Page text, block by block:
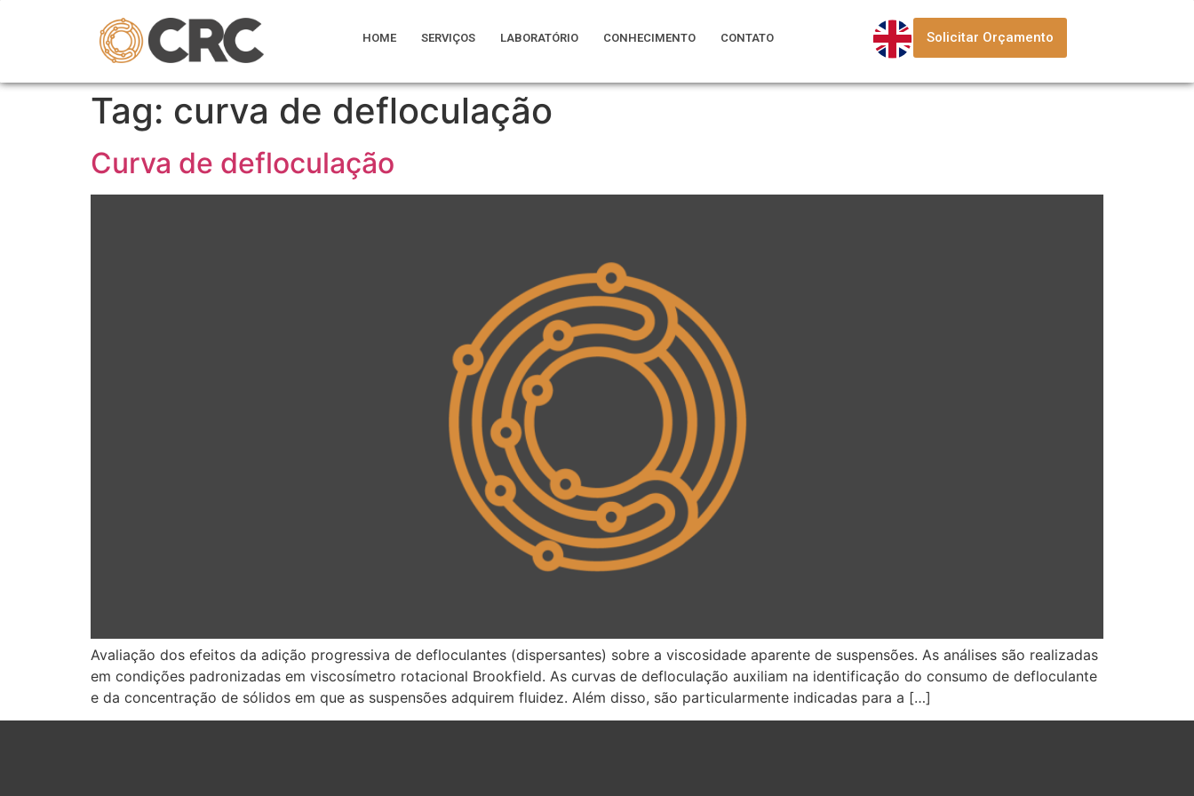
HOME SERVIÇOS LABORATÓRIO CONHECIMENTO CONTATO Solicitar Orçamento
Tag: curva de defloculação
Curva de defloculação
Avaliação dos efeitos da adição progressiva de defloculantes (dispersantes) sobre a viscosidade aparente de suspensões. As análises são realizadas
em condições padronizadas em viscosímetro rotacional Brookfield. As curvas de defloculação auxiliam na identificação do consumo de defloculante
e da concentração de sólidos em que as suspensões adquirem fluidez. Além disso, são particularmente indicadas para a […]